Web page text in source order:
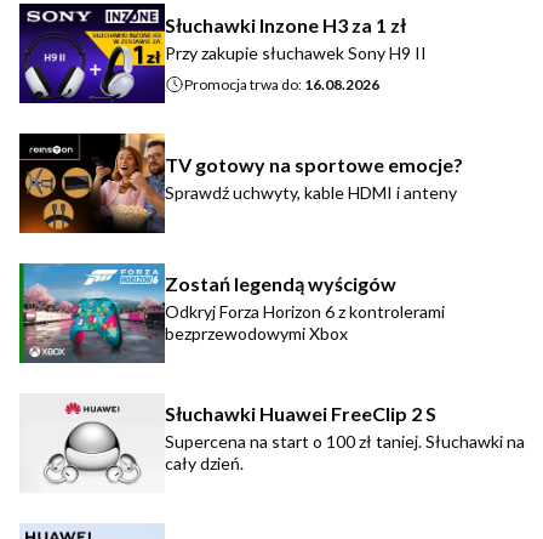
Słuchawki Inzone H3 za 1 zł
Przy zakupie słuchawek Sony H9 II
Promocja trwa do: 16.08.2026
TV gotowy na sportowe emocje?
Sprawdź uchwyty, kable HDMI i anteny
Zostań legendą wyścigów
Odkryj Forza Horizon 6 z kontrolerami
bezprzewodowymi Xbox
Słuchawki Huawei FreeClip 2 S
Supercena na start o 100 zł taniej. Słuchawki na
cały dzień.